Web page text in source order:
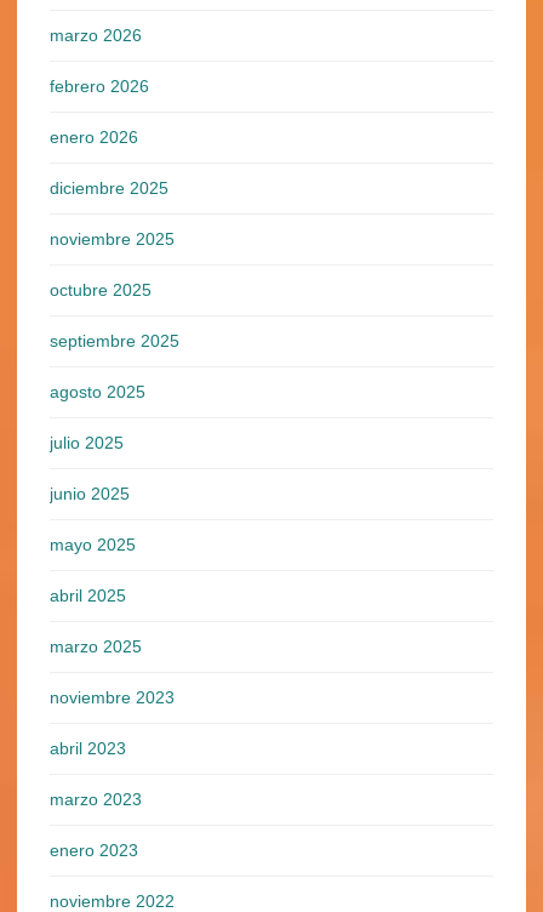
marzo 2026
febrero 2026
enero 2026
diciembre 2025
noviembre 2025
octubre 2025
septiembre 2025
agosto 2025
julio 2025
junio 2025
mayo 2025
abril 2025
marzo 2025
noviembre 2023
abril 2023
marzo 2023
enero 2023
noviembre 2022